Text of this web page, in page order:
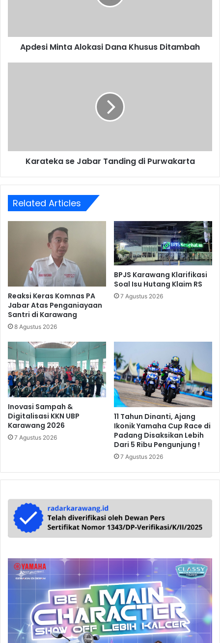
Apdesi Minta Alokasi Dana Khusus Ditambah
Karateka se Jabar Tanding di Purwakarta
Related Articles
Reaksi Keras Komnas PA
Jabar Atas Penganiayaan
Santri di Karawang
8 Agustus 2026
BPJS Karawang Klarifikasi
Soal Isu Hutang Klaim RS
7 Agustus 2026
Inovasi Sampah &
Digitalisasi KKN UBP
Karawang 2026
7 Agustus 2026
11 Tahun Dinanti, Ajang
Ikonik Yamaha Cup Race di
Padang Disaksikan Lebih
Dari 5 Ribu Pengunjung !
7 Agustus 2026